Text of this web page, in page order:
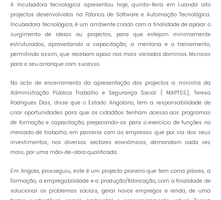
A Incubadora tecnologica apresentou hoje, quinta-feira em Luanda oito
projectos desenvolvidos na Fábrica de Software e Automação Tecnológica.
Incubadora tecnológica, é um ambiente criado com a finalidade de apoiar o
surgimento de ideias ou projectos, para que estejam minimamente
estruturados, aproveitando a capacitação, a mentoria e o treinamento,
permitindo assim, que recebam apoio nos mais variados domínios técnicos
para o seu arranque com sucesso.
No acto de encerramento da apresentação dos projectos a ministra da
Administração Pública Trabalho e Segurança Social ( MAPTSS), Teresa
Rodrigues Dias, disse que o Estado Angolano, tem a responsabilidade de
criar oportunidades para que os cidadãos tenham acesso aos programas
de formação e capacitação, preparando-os para o exercício de funções no
mercado de trabalho, em parceria com as empresas que por via dos seus
investimentos, nos diversos sectores económicos, demandam cada vez
mais, por uma mão-de-obra qualificada.
Em Angola, prosseguiu, este é um projecto pioneiro que tem como pilares, a
Formação, a empregabilidade e a produção/fabricação, com a finalidade de
solucionar os problemas sociais, gerar novos empregos e renda, de uma